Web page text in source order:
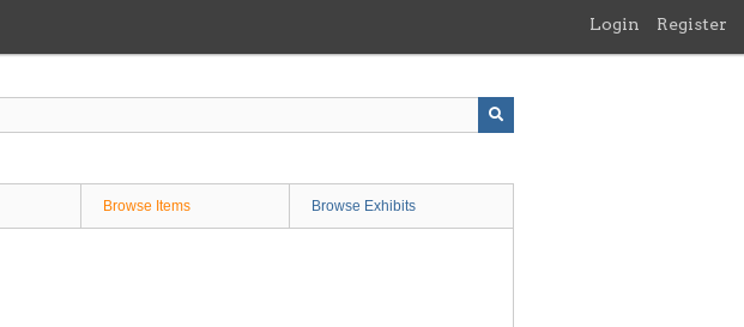
Login Register
Browse Items Browse Exhibits